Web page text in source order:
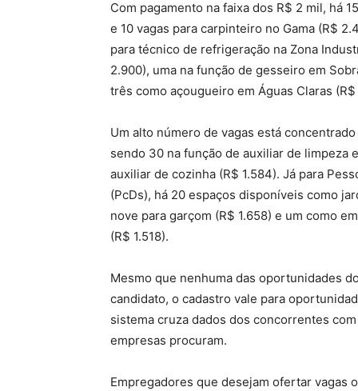
Com pagamento na faixa dos R$ 2 mil, há
e 10 vagas para carpinteiro no Gama (R$
para técnico de refrigeração na Zona
2.900), uma na função de gesseiro em
três como açougueiro em Águas Claras (R$
Um alto número de vagas está
sendo 30 na função de auxiliar de limpeza
auxiliar de cozinha (R$ 1.584). Já para
(PcDs), há 20 espaços disponíveis como
nove para garçom (R$ 1.658) e um como
(R$ 1.518).
Mesmo que nenhuma das oportunidades
candidato, o cadastro vale para
sistema cruza dados dos concorrentes
empresas procuram.
Empregadores que desejam ofertar vagas